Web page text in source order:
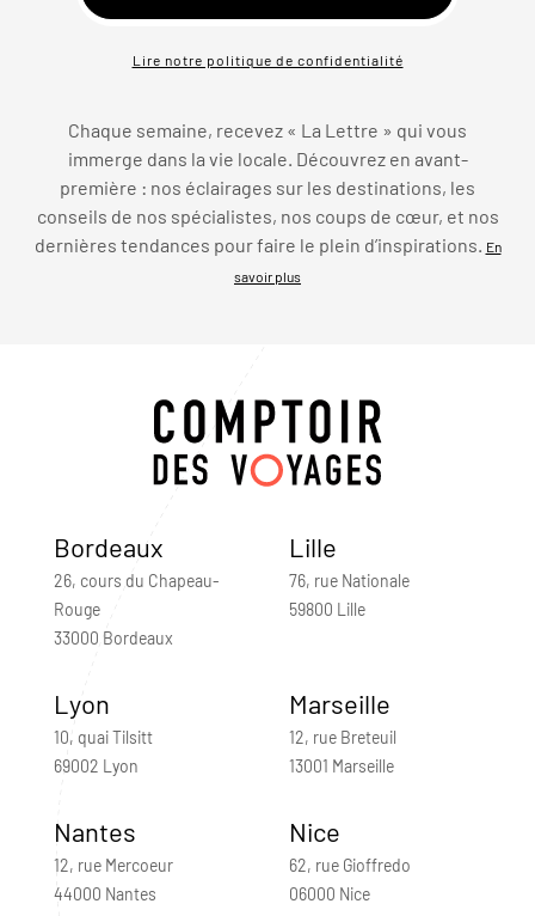
Lire notre politique de confidentialité
Chaque semaine, recevez « La Lettre » qui vous
immerge dans la vie locale. Découvrez en avant-
première : nos éclairages sur les destinations, les
conseils de nos spécialistes, nos coups de cœur, et nos
dernières tendances pour faire le plein d’inspirations. En
savoir plus
Bordeaux
26, cours du Chapeau-
Rouge
33000 Bordeaux
Lille
76, rue Nationale
59800 Lille
Lyon
10, quai Tilsitt
69002 Lyon
Marseille
12, rue Breteuil
13001 Marseille
Nantes
12, rue Mercoeur
44000 Nantes
Nice
62, rue Gioffredo
06000 Nice